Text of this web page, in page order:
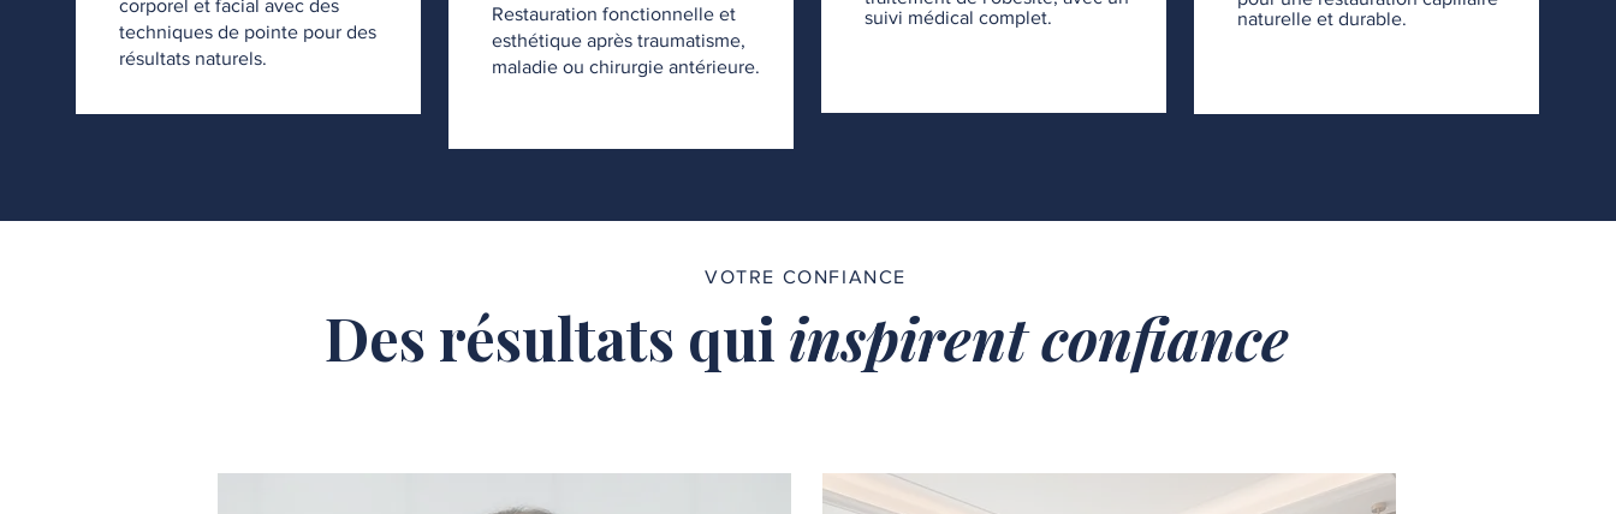
corporel et facial avec des
techniques de pointe pour des
résultats naturels.
Restauration fonctionnelle et
esthétique après traumatisme,
maladie ou chirurgie antérieure.
suivi médical complet.
naturelle et durable.
VOTRE CONFIANCE
Des résultats qui inspirent confiance